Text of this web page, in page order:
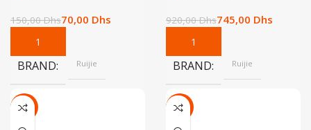
150,00Dhs70,00 Dhs
BRAND Ruijie
920,00Dhs745,00 Dhs
BRAND Ruijie
-21% -47%